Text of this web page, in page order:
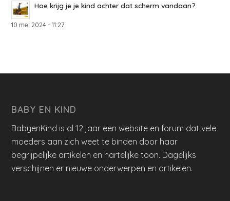
Hoe krijg je je kind achter dat scherm vandaan?
10 mei 2024 - 11:27
BABY EN KIND
BabyenKind is al 12 jaar een website en forum dat vele
moeders aan zich weet te binden door haar
begrijpelijke artikelen en hartelijke toon. Dagelijks
verschijnen er nieuwe onderwerpen en artikelen.